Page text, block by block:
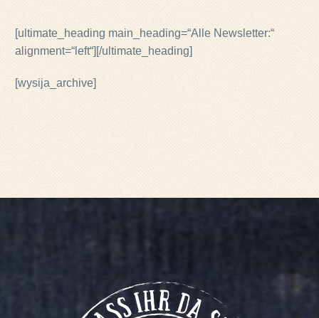
[ultimate_heading main_heading=“Alle Newsletter:“
alignment=“left“][/ultimate_heading]
[wysija_archive]